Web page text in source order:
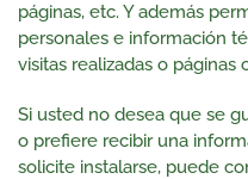
páginas, etc. Y además
personales e información
visitas realizadas o páginas
Si usted no desea que se
o prefiere recibir una
solicite instalarse, puede